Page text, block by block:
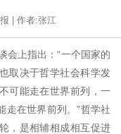
| 作者:张江
会上指出：“一个国家的
取决于哲学社会科学发
可能走在世界前列，一
走在世界前列。”哲学社
，是相辅相成相互促进